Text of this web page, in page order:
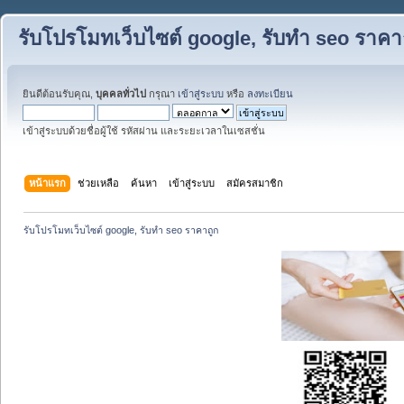
รับโปรโมทเว็บไซต์ google, รับทำ seo ราค
ยินดีต้อนรับคุณ, บุคคลทั่วไป กรุณา เข้าสู่ระบบ หรือ ลงทะเบียน
เข้าสู่ระบบด้วยชื่อผู้ใช้ รหัสผ่าน และระยะเวลาในเซสชั่น
หน้าแรก ช่วยเหลือ ค้นหา เข้าสู่ระบบ สมัครสมาชิก
รับโปรโมทเว็บไซต์ google, รับทำ seo ราคาถูก